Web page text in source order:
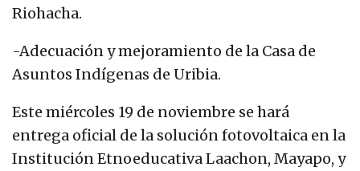
Riohacha.
-Adecuación y mejoramiento de la Casa de
Asuntos Indígenas de Uribia.
Este miércoles 19 de noviembre se hará
entrega oficial de la solución fotovoltaica en la
Institución Etnoeducativa Laachon, Mayapo, y